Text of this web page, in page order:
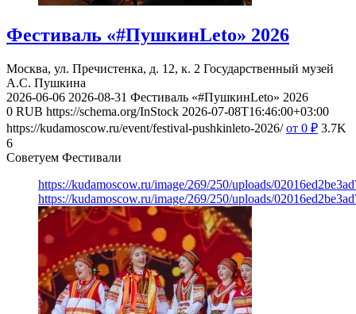
Фестиваль «#ПушкинLeto» 2026
Москва, ул. Пречистенка, д. 12, к. 2 Государственный музей
А.С. Пушкина
2026-06-06 2026-08-31 Фестиваль «#ПушкинLeto» 2026
0 RUB https://schema.org/InStock 2026-07-08T16:46:00+03:00
https://kudamoscow.ru/event/festival-pushkinleto-2026/ от 0 ₽ 3.7K
6
Советуем Фестивали
https://kudamoscow.ru/image/269/250/uploads/
https://kudamoscow.ru/image/269/250/uploads/